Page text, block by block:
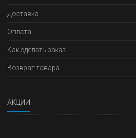
Доставка
Оплата
Как сделать заказ
Возврат товара
АКЦИИ